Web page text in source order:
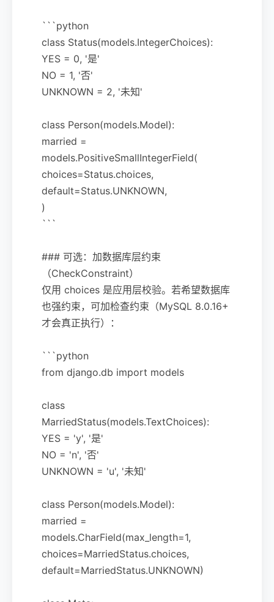
```python
class Status(models.IntegerChoices):
YES = 0, '是'
NO = 1, '否'
UNKNOWN = 2, '未知'
class Person(models.Model):
married =
models.PositiveSmallIntegerField(
choices=Status.choices,
default=Status.UNKNOWN,
)
```
### 可选：加数据库层约束
（CheckConstraint）
仅用 choices 是应用层校验。若希望数据库
也强约束，可加检查约束（MySQL 8.0.16+
才会真正执行）：
```python
from django.db import models
class
MarriedStatus(models.TextChoices):
YES = 'y', '是'
NO = 'n', '否'
UNKNOWN = 'u', '未知'
class Person(models.Model):
married =
models.CharField(max_length=1,
choices=MarriedStatus.choices,
default=MarriedStatus.UNKNOWN)